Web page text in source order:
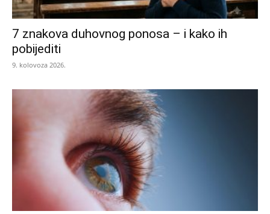
7 znakova duhovnog ponosa – i kako ih
pobijediti
9. kolovoza 2026.